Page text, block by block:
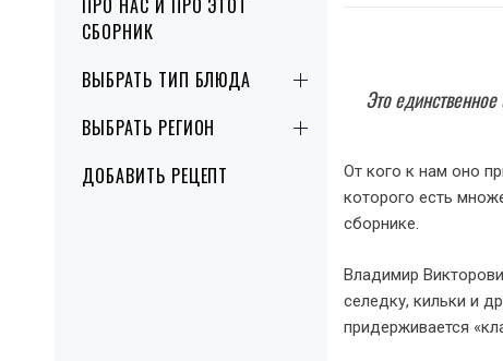
ПРО НАС И ПРО ЭТОТ
СБОРНИК
ВЫБРАТЬ ТИП БЛЮДА
ВЫБРАТЬ РЕГИОН
ДОБАВИТЬ РЕЦЕПТ
Это
От кого к нам оно
которого есть
сборнике.
Владимир
селедку, кильки и
придерживается